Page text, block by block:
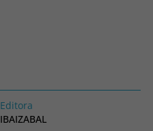
Editora
IBAIZABAL